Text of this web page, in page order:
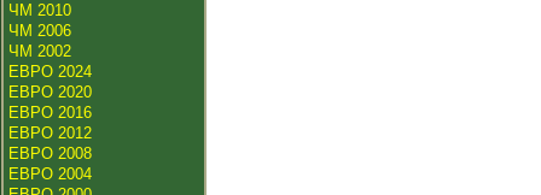
ЧМ 2010
ЧМ 2006
ЧМ 2002
ЕВРО 2024
ЕВРО 2020
ЕВРО 2016
ЕВРО 2012
ЕВРО 2008
ЕВРО 2004